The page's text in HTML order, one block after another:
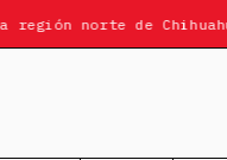
norte de Chihuahua